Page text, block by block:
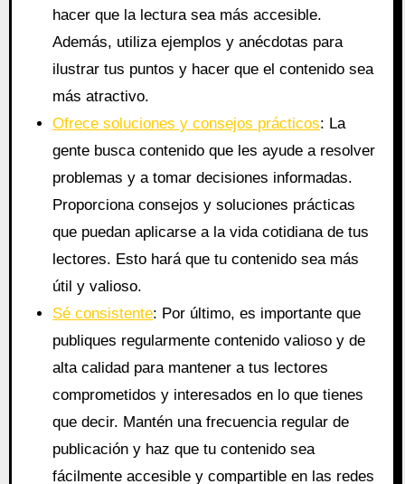
hacer que la lectura sea más accesible.
Además, utiliza ejemplos y anécdotas para
ilustrar tus puntos y hacer que el contenido sea
más atractivo.
Ofrece soluciones y consejos prácticos: La
gente busca contenido que les ayude a resolver
problemas y a tomar decisiones informadas.
Proporciona consejos y soluciones prácticas
que puedan aplicarse a la vida cotidiana de tus
lectores. Esto hará que tu contenido sea más
útil y valioso.
Sé consistente: Por último, es importante que
publiques regularmente contenido valioso y de
alta calidad para mantener a tus lectores
comprometidos y interesados en lo que tienes
que decir. Mantén una frecuencia regular de
publicación y haz que tu contenido sea
fácilmente accesible y compartible en las redes